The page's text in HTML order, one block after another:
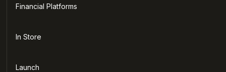
Financial Platforms
In Store
Launch